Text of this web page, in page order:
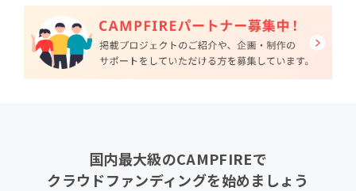
国内最大級のCAMPFIREで
クラウドファンディングを始めましょう